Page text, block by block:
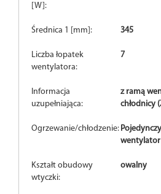
[W]:
Średnica 1 [mm]: 345
Liczba łopatek
wentylatora:
7
Informacja
uzupełniająca:
z ramą
chłodnicy
Ogrzewanie/chłodzenie: Pojedynczy
wentylator
Kształt obudowy
wtyczki:
owalny